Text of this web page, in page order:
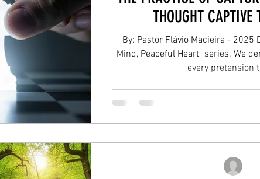
THOUGHT CAPTIVE
By: Pastor Flávio Macieira - 2025
Mind, Peaceful Heart" series. We
every pretension